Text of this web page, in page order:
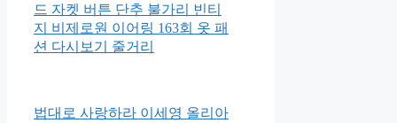
드 자켓 버튼 단추 불가리 빈티
지 비제로원 이어링 163회 옷 패
션 다시보기 줄거리
법대로 사랑하라 이세영 올리아